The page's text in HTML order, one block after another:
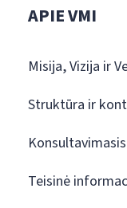
APIE VMI
Misija, Vizija ir
Struktūra ir
Teisinė